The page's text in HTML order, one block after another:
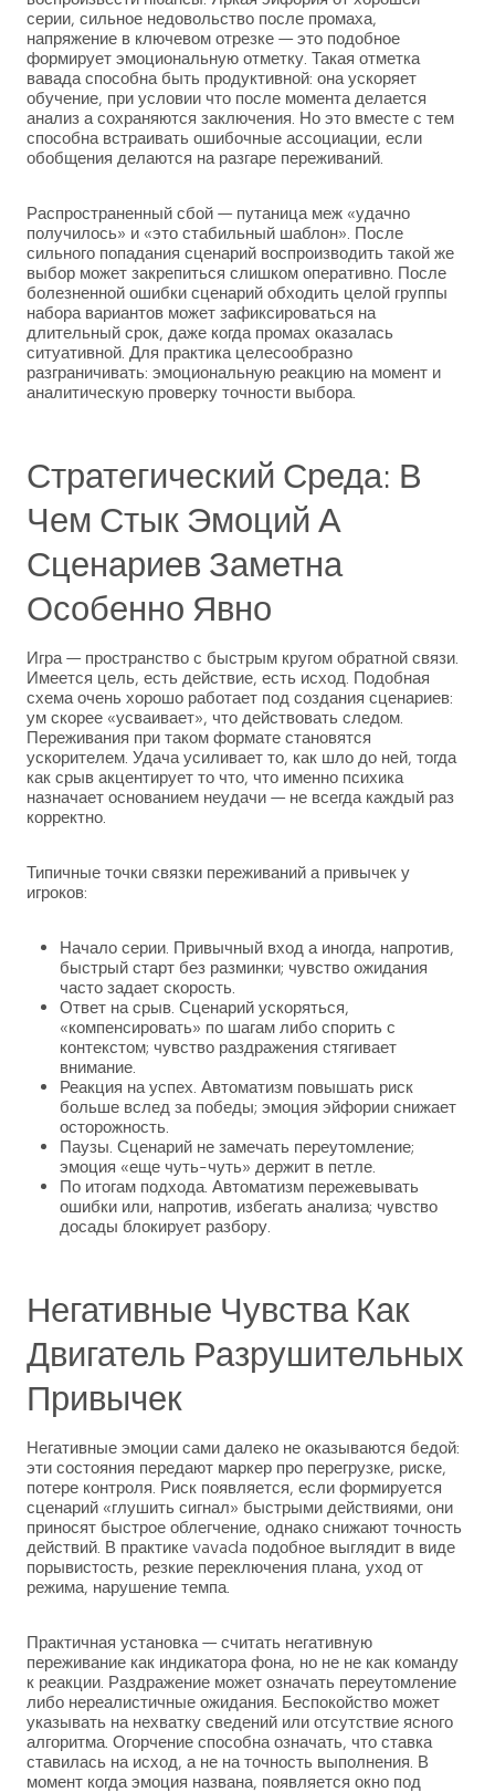
серии, сильное недовольство после промаха,
напряжение в ключевом отрезке — это подобное
формирует эмоциональную отметку. Такая отметка
вавада способна быть продуктивной: она ускоряет
обучение, при условии что после момента делается
анализ а сохраняются заключения. Но это вместе с тем
способна встраивать ошибочные ассоциации, если
обобщения делаются на разгаре переживаний.
Распространенный сбой — путаница меж «удачно
получилось» и «это стабильный шаблон». После
сильного попадания сценарий воспроизводить такой же
выбор может закрепиться слишком оперативно. После
болезненной ошибки сценарий обходить целой группы
набора вариантов может зафиксироваться на
длительный срок, даже когда промах оказалась
ситуативной. Для практика целесообразно
разграничивать: эмоциональную реакцию на момент и
аналитическую проверку точности выбора.
Стратегический Среда: В
Чем Стык Эмоций А
Сценариев Заметна
Особенно Явно
Игра — пространство с быстрым кругом обратной связи.
Имеется цель, есть действие, есть исход. Подобная
схема очень хорошо работает под создания сценариев:
ум скорее «усваивает», что действовать следом.
Переживания при таком формате становятся
ускорителем. Удача усиливает то, как шло до ней, тогда
как срыв акцентирует то что, что именно психика
назначает основанием неудачи — не всегда каждый раз
корректно.
Типичные точки связки переживаний а привычек у
игроков:
Начало серии. Привычный вход а иногда, напротив,
быстрый старт без разминки; чувство ожидания
часто задает скорость.
Ответ на срыв. Сценарий ускоряться,
«компенсировать» по шагам либо спорить с
контекстом; чувство раздражения стягивает
внимание.
Реакция на успех. Автоматизм повышать риск
больше вслед за победы; эмоция эйфории снижает
осторожность.
Паузы. Сценарий не замечать переутомление;
эмоция «еще чуть-чуть» держит в петле.
По итогам подхода. Автоматизм пережевывать
ошибки или, напротив, избегать анализа; чувство
досады блокирует разбору.
Негативные Чувства Как
Двигатель Разрушительных
Привычек
Негативные эмоции сами далеко не оказываются бедой:
эти состояния передают маркер про перегрузке, риске,
потере контроля. Риск появляется, если формируется
сценарий «глушить сигнал» быстрыми действиями, они
приносят быстрое облегчение, однако снижают точность
действий. В практике vavada подобное выглядит в виде
порывистость, резкие переключения плана, уход от
режима, нарушение темпа.
Практичная установка — считать негативную
переживание как индикатора фона, но не не как команду
к реакции. Раздражение может означать переутомление
либо нереалистичные ожидания. Беспокойство может
указывать на нехватку сведений или отсутствие ясного
алгоритма. Огорчение способна означать, что ставка
ставилась на исход, а не на точность выполнения. В
момент когда эмоция названа, появляется окно под